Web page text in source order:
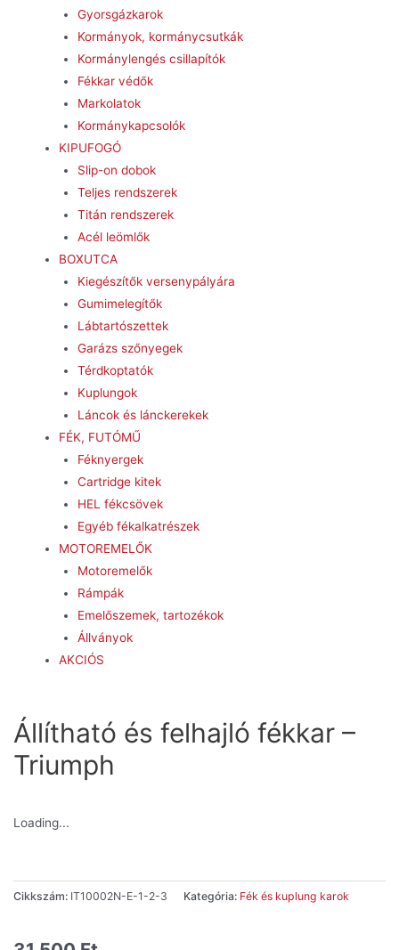
Gyorsgázkarok
Kormányok, kormánycsutkák
Kormánylengés csillapítók
Fékkar védők
Markolatok
Kormánykapcsolók
KIPUFOGÓ
Slip-on dobok
Teljes rendszerek
Titán rendszerek
Acél leömlők
BOXUTCA
Kiegészítők versenypályára
Gumimelegítők
Lábtartószettek
Garázs szőnyegek
Térdkoptatók
Kuplungok
Láncok és lánckerekek
FÉK, FUTÓMŰ
Féknyergek
Cartridge kitek
HEL fékcsövek
Egyéb fékalkatrészek
MOTOREMELŐK
Motoremelők
Rámpák
Emelőszemek, tartozékok
Állványok
AKCIÓS
Állítható és felhajló fékkar –
Triumph
Loading...
Cikkszám: IT10002N-E-1-2-3 Kategória: Fék és kuplung karok